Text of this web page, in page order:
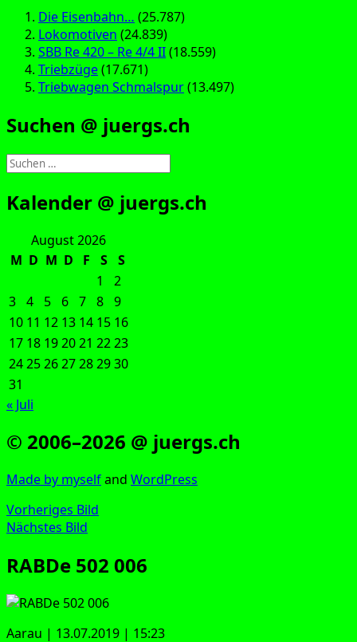
Die Eisenbahn… (25.787)
Lokomotiven (24.839)
SBB Re 420 – Re 4/4 II(18.559)
Triebzüge(17.671)
Triebwagen Schmalspur(13.497)
Suchen @ juergs.ch
Suchen
nach:
Kalender @ juergs.ch
August 2026
M D M D F S
S
1
2
3 4 5 6 7 8 9
10 11 12 13 14 15 16
17 18 192021 2223
24252627282930
31
« Juli
© 2006–2026 @ juergs.ch
Made by mys­elfand Word­Press
Vorheriges Bild
Nächstes Bild
RABDe 502 006
Aar­au | 13.07.2019 | 15:23